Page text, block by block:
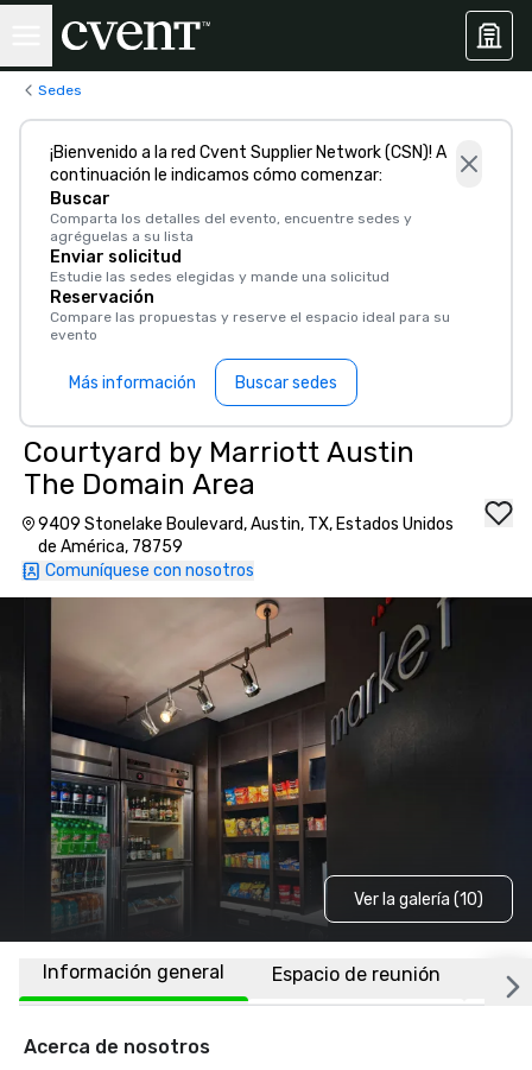
Sedes
¡Bienvenido a la red Cvent Supplier Network (CSN)! A
continuación le indicamos cómo comenzar:
Buscar
Comparta los detalles del evento, encuentre sedes y
agréguelas a su lista
Enviar solicitud
Estudie las sedes elegidas y mande una solicitud
Reservación
Compare las propuestas y reserve el espacio ideal para su
evento
Más información Buscar sedes
Courtyard by Marriott Austin
The Domain Area
9409 Stonelake Boulevard, Austin, TX, Estados Unidos
de América, 78759
Comuníquese con nosotros
Ver la galería (10)
Información general Espacio de reunión
Acerca de nosotros